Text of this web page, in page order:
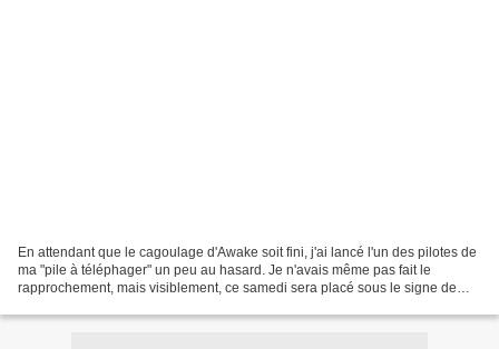
En attendant que le cagoulage d'Awake soit fini, j'ai lancé l'un des pilotes de
ma "pile à téléphager" un peu au hasard. Je n'avais même pas fait le
rapprochement, mais visiblement, ce samedi sera placé sous le signe de